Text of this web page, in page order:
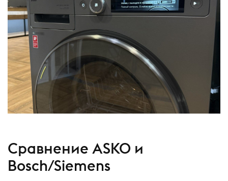
Сравнение ASKO и
Bosch/Siemens